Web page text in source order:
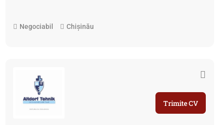
Negociabil Chișinău
Trimite CV